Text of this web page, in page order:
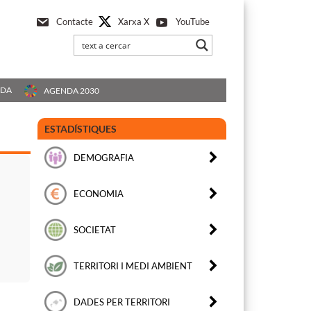
Contacte Xarxa X YouTube
AGENDA 2030
ESTADÍSTIQUES
DEMOGRAFIA
ECONOMIA
SOCIETAT
TERRITORI I MEDI AMBIENT
DADES PER TERRITORI